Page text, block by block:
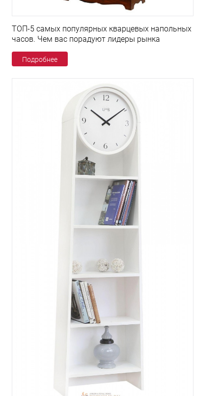
ТОП-5 самых популярных кварцевых напольных
часов. Чем вас порадуют лидеры рынка
Подробнее